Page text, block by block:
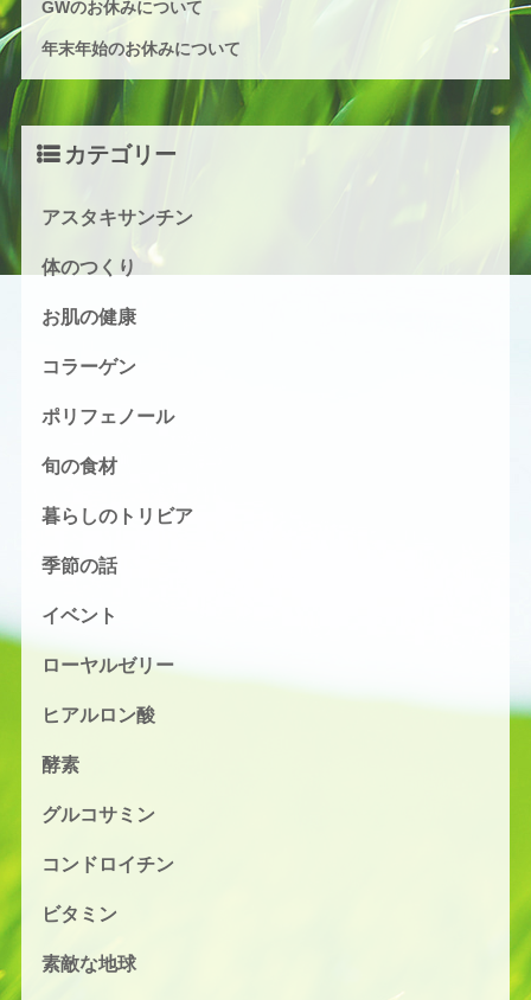
GWのお休みについて
年末年始のお休みについて
カテゴリー
アスタキサンチン
体のつくり
お肌の健康
コラーゲン
ポリフェノール
旬の食材
暮らしのトリビア
季節の話
イベント
ローヤルゼリー
ヒアルロン酸
酵素
グルコサミン
コンドロイチン
ビタミン
素敵な地球